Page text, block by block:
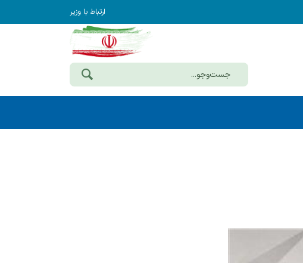
ارتباط با وزیر